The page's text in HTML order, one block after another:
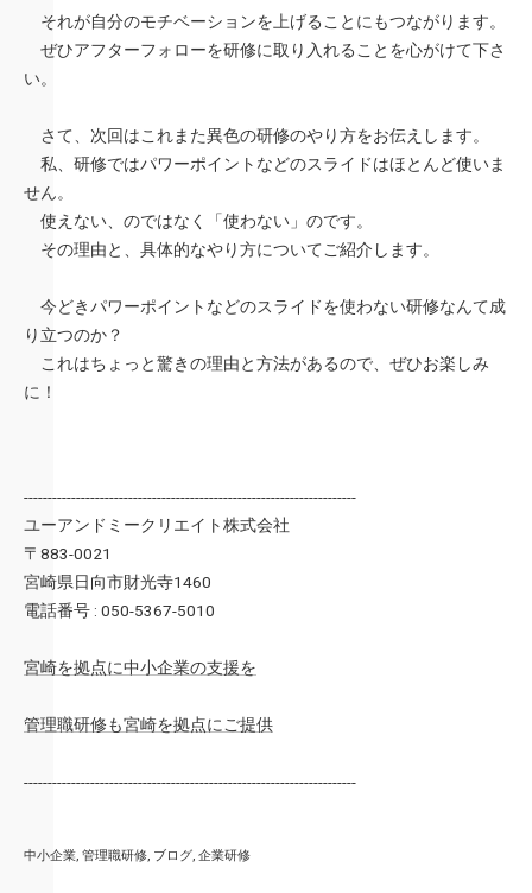
それが自分のモチベーションを上げることにもつながります。
ぜひアフターフォローを研修に取り入れることを心がけて下さ
い。
さて、次回はこれまた異色の研修のやり方をお伝えします。
私、研修ではパワーポイントなどのスライドはほとんど使いま
せん。
使えない、のではなく「使わない」のです。
その理由と、具体的なやり方についてご紹介します。
今どきパワーポイントなどのスライドを使わない研修なんて成
り立つのか？
これはちょっと驚きの理由と方法があるので、ぜひお楽しみ
に！
----------------------------------------------------------------------
ユーアンドミークリエイト株式会社
〒883-0021
宮崎県日向市財光寺1460
電話番号 : 050-5367-5010
宮崎を拠点に中小企業の支援を
管理職研修も宮崎を拠点にご提供
----------------------------------------------------------------------
中小企業 管理職研修 ブログ 企業研修